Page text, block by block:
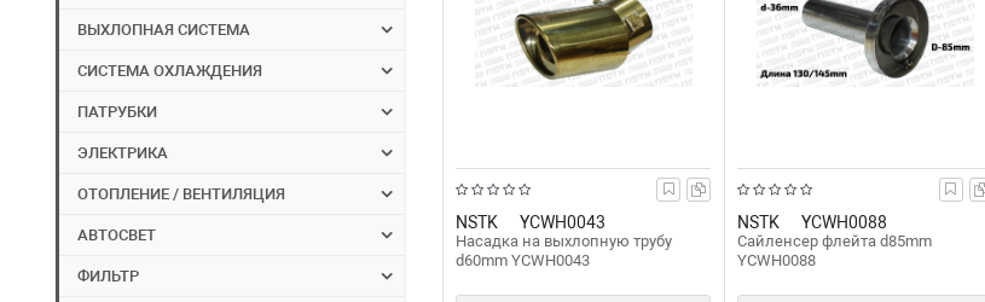
ВЫХЛОПНАЯ СИСТЕМА
СИСТЕМА ОХЛАЖДЕНИЯ
ПАТРУБКИ
ЭЛЕКТРИКА
ОТОПЛЕНИЕ / ВЕНТИЛЯЦИЯ
АВТОСВЕТ
ФИЛЬТР
NSTK YCWH0043
Насадка на выхлопную трубу
d60mm YCWH0043
NSTK YCWH0088
Сайленсер флейта d85mm
YCWH0088